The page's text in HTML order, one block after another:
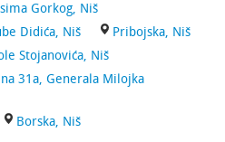
Gorkog, Niš
Didića, Niš
Pribojska, Niš
Stojanovića, Niš
31a, Generala Milojka
Borska, Niš